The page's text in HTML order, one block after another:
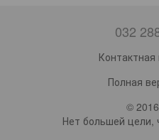
032
Полная
©
Нет большей цели,